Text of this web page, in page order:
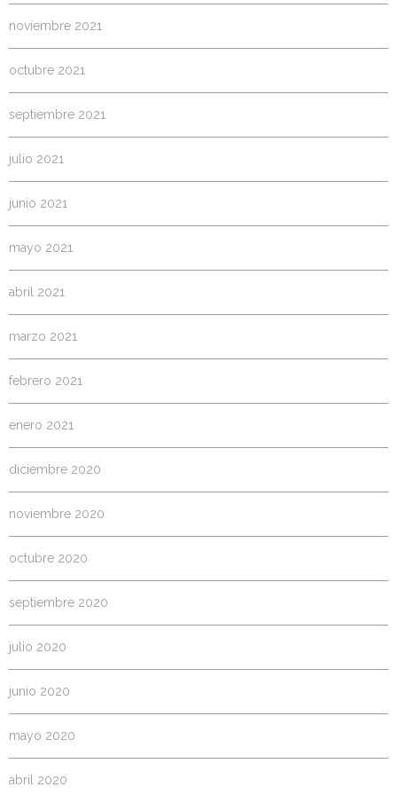
noviembre 2021
octubre 2021
septiembre 2021
julio 2021
junio 2021
mayo 2021
abril 2021
marzo 2021
febrero 2021
enero 2021
diciembre 2020
noviembre 2020
octubre 2020
septiembre 2020
julio 2020
junio 2020
mayo 2020
abril 2020